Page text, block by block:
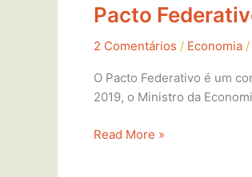
Pacto
2 Comentários / Economia /
O Pacto Federativo é um
2019, o Ministro da
Pacto
o
é
e
que
Read More »